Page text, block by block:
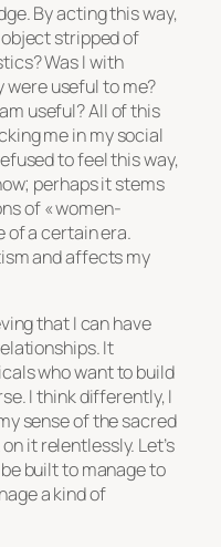
By acting this way,
stripped of
Was I with
were useful to me?
useful? All of this
me in my social
to feel this way,
perhaps it stems
of « women-
of a certain era.
and affects my
that I can have
It
who want to build
I think differently, I
sense of the sacred
it relentlessly. Let’s
built to manage to
a kind of